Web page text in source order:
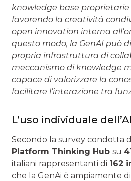
knowledge base
favorendo la creatività
open innovation interna
questo modo, la GenAI può
propria infrastruttura di
meccanismo di knowledge
capace di valorizzare la
facilitare l’interazione tra
L’uso individuale dell’AI
Secondo la survey condotta
Platform Thinking Hub su
italiani rappresentanti di 162
che la GenAi è ampiamente